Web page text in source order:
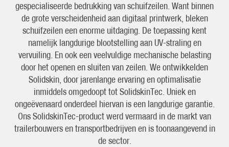
gespecialiseerde bedrukking van schuifzeilen. Want binnen
de grote verscheidenheid aan digitaal printwerk, bleken
schuifzeilen een enorme uitdaging. De toepassing kent
namelijk langdurige blootstelling aan UV-straling en
vervuiling. En ook een veelvuldige mechanische belasting
door het openen en sluiten van zeilen. We ontwikkelden
Solidskin, door jarenlange ervaring en optimalisatie
inmiddels omgedoopt tot SolidskinTec. Uniek en
ongeëvenaard onderdeel hiervan is een langdurige garantie.
Ons SolidskinTec-product werd vermaard in de markt van
trailerbouwers en transportbedrijven en is toonaangevend in
de sector.